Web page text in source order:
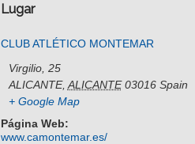
Lugar
CLUB ATLÉTICO MONTEMAR
Virgilio, 25
ALICANTE, ALICANTE 03016 Spain
+ Google Map
Página Web:
www.camontemar.es/